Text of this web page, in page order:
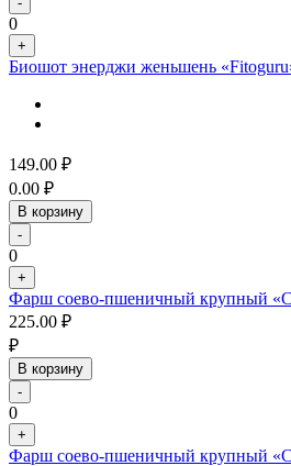
0
+
Биошот энерджи женьшень
149.00 ₽
0.00 ₽
В корзину
-
0
+
Фарш соево-пшеничный крупный
225.00 ₽
₽
В корзину
-
0
+
Фарш соево-пшеничный крупный